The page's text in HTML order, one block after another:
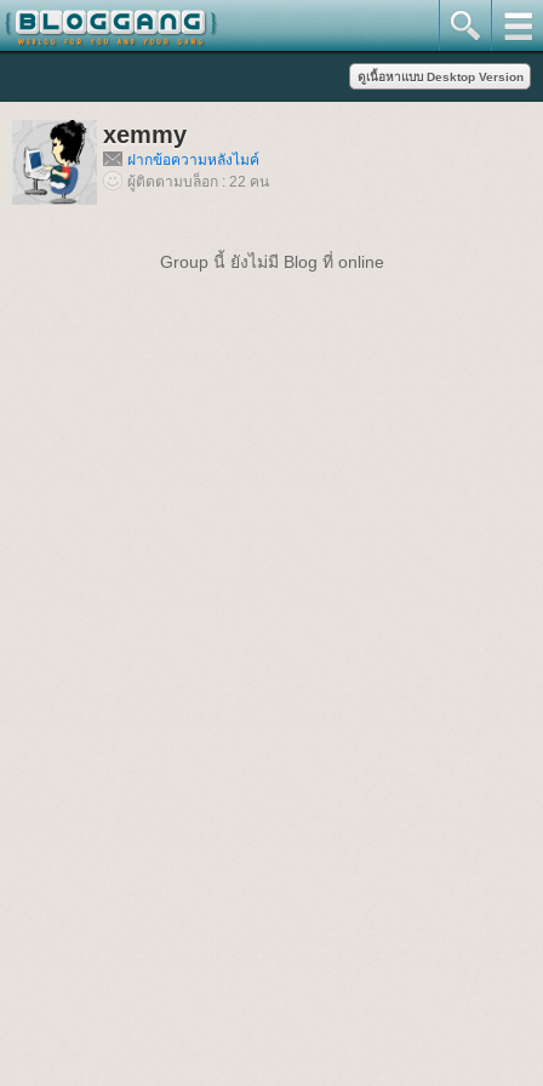
xemmy
ฝากข้อความหลังไมค์
ผู้ติดตามบล็อก : 22 คน
Group นี้ ยังไม่มี Blog ที่ online